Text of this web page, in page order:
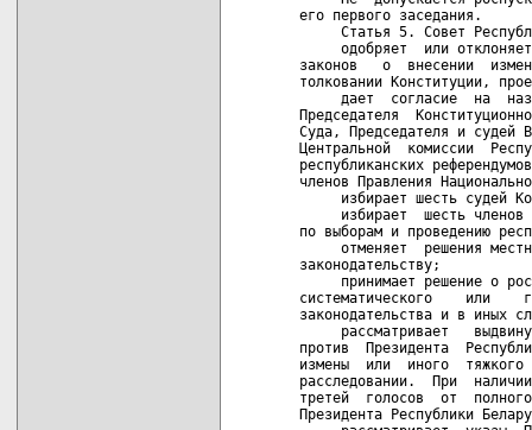
его первого заседания.
Статья 5. Совет
одобряет  или
законов   о  внесении
толковании Конституции,
дает  согласие  на
Председателя
Суда, Председателя и судей
Центральной  комиссии
республиканских
членов Правления
избирает шесть судей
избирает  шесть членов
по выборам и проведению
отменяет  решения
законодательству;
принимает решение о
систематического    или
законодательства и в иных
рассматривает
против  Президента
измены  или  иного  тяжкого
расследовании.  При
третей  голосов  от
Президента Республики